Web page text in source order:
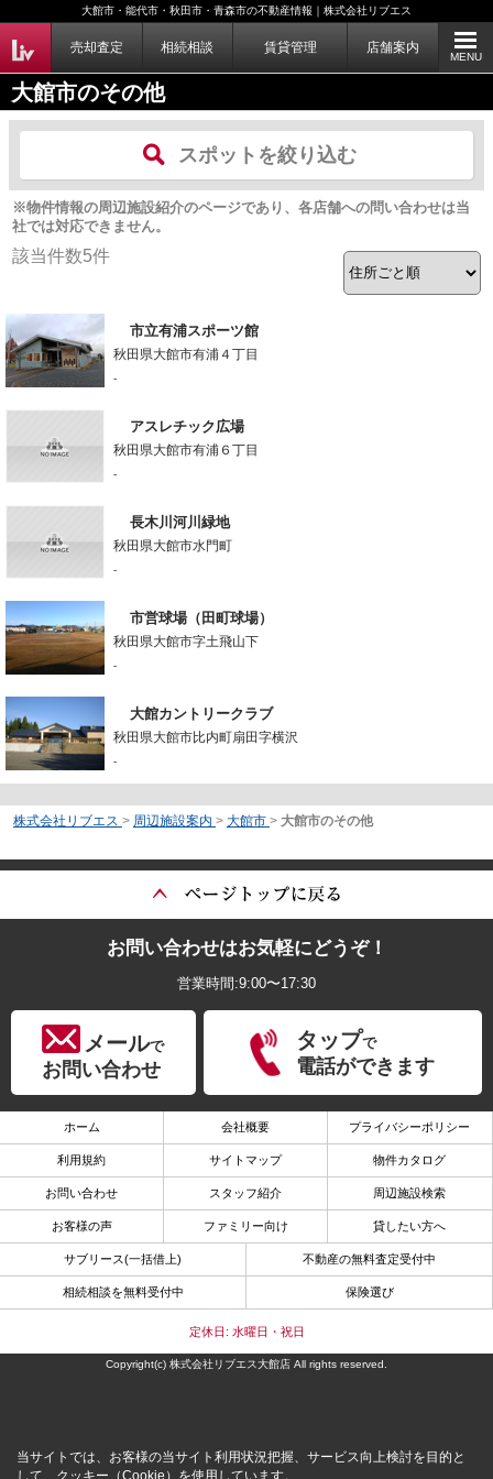
大館市・能代市・秋田市・青森市の不動産情報｜株式会社リブエス
売却査定 相続相談 賃貸管理 店舗案内
MENU
大館市のその他
スポットを絞り込む
※物件情報の周辺施設紹介のページであり、各店舗への問い合わせは当
社では対応できません。
該当件数5件
市立有浦スポーツ館
秋田県大館市有浦４丁目
-
アスレチック広場
秋田県大館市有浦６丁目
-
長木川河川緑地
秋田県大館市水門町
-
市営球場（田町球場）
秋田県大館市字土飛山下
-
大館カントリークラブ
秋田県大館市比内町扇田字横沢
-
株式会社リブエス > 周辺施設案内 > 大館市 > 大館市のその他
お問い合わせはお気軽にどうぞ！
営業時間:9:00〜17:30
メールで
お問い合わせ
タップで
電話ができます
ホーム 会社概要 プライバシーポリシー
利用規約 サイトマップ 物件カタログ
お問い合わせ スタッフ紹介 周辺施設検索
お客様の声 ファミリー向け 貸したい方へ
サブリース(一括借上) 不動産の無料査定受付中
相続相談を無料受付中 保険選び
定休日: 水曜日・祝日
Copyright(c) 株式会社リブエス大館店 All rights reserved.
当サイトでは、お客様の当サイト利用状況把握、サービス向上検討を目的と
して、クッキー（Cookie）を使用しています。